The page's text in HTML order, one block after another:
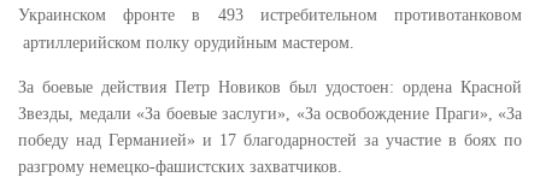
Украинском фронте в 493 истребительном противотанковом
артиллерийском полку орудийным мастером.
За боевые действия Петр Новиков был удостоен: ордена Красной
Звезды, медали «За боевые заслуги», «За освобождение Праги», «За
победу над Германией» и 17 благодарностей за участие в боях по
разгрому немецко-фашистских захватчиков.